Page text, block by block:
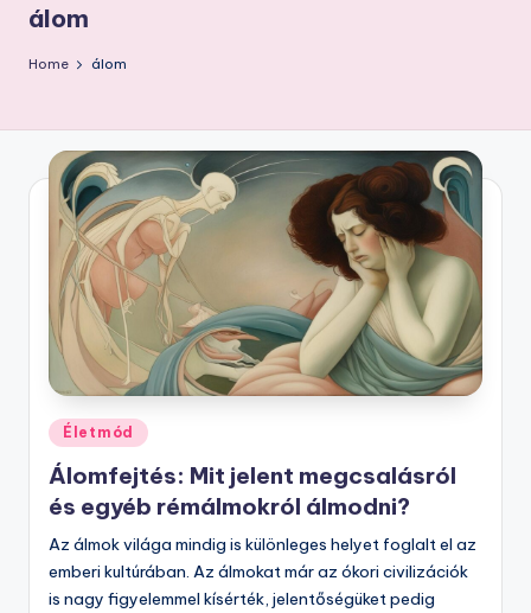
álom
Home álom
Posted
Életmód
Álomfejtés: Mit jelent megcsalásról
és egyéb rémálmokról álmodni?
Az álmok világa mindig is különleges helyet foglalt el az
emberi kultúrában. Az álmokat már az ókori civilizációk
is nagy figyelemmel kísérték, jelentőségüket pedig